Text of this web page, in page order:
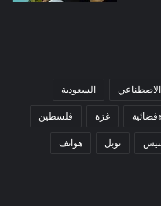
الاصطناعي السعودية
غزة فلسطين
نوبل هواتف